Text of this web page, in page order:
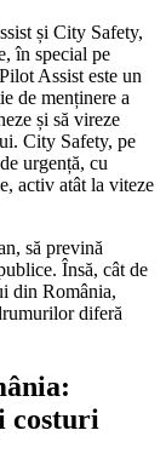
și City Safety,
în special pe
Assist este un
de menținere a
și să vireze
City Safety, pe
urgență, cu
activ atât la viteze
să prevină
Însă, cât de
din România,
diferă
costuri